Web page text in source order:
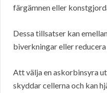
färgämnen eller
Dessa tillsatser kan
biverkningar eller
Att välja en askorbinsyra
skyddar cellerna och kan